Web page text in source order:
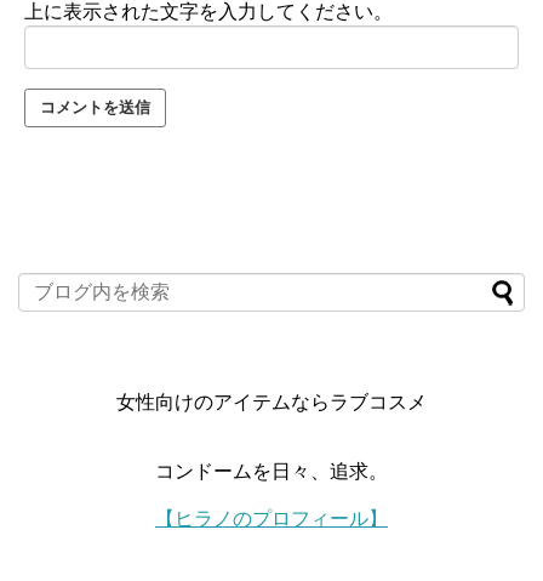
上に表示された文字を入力してください。
女性向けのアイテムならラブコスメ
コンドームを日々、追求。
【ヒラノのプロフィール】